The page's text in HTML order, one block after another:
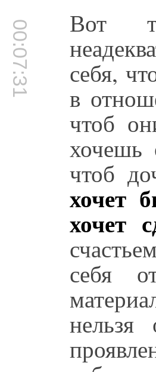
00:07:31 Вот
себя,
в
чтоб
хочешь
чтоб
хочет
хочет
себя